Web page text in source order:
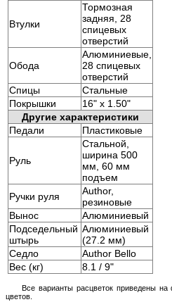
Втулки
Тормозная
задняя, 28
спицевых
отверстий
Обода
Алюминиевые,
28 спицевых
отверстий
Спицы
Стальные
Покрышки
16" x 1.50"
Другие характеристики
Педали
Пластиковые
Руль
Стальной,
ширина 500
мм, 60 мм
подъем
Ручки руля
Author,
резиновые
Вынос
Алюминиевый
Подседельный
штырь
Алюминиевый
(27.2 мм)
Седло
Author Bello
Вес (кг)
8.1 / 9"
Все варианты расцветок приведены
цветов.